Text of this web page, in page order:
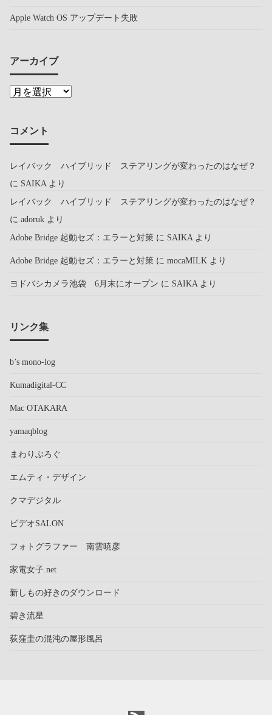
Apple Watch OS アップデート失敗
アーカイブ
コメント
レイバック ハイブリッド ステアリングが変わったのはなぜ？
に SAIKA より
レイバック ハイブリッド ステアリングが変わったのはなぜ？
に adoruk より
Adobe Bridge 起動セズ：エラーと対策 に SAIKA より
Adobe Bridge 起動セズ：エラーと対策 に mocaMILK より
ヨドバシカメラ池袋 6月末にオープン に SAIKA より
リンク集
b’s mono-log
Kumadigital-CC
Mac OTAKARA
yamaqblog
まわりぶろぐ
エムティ・デザイン
クマデジタル
ビデオSALON
フォトグラファー 南雲暁彦
家電女子.net
新しもの好きのダウンロード
碧き流星
荻窪圭の混沌の屋形風呂